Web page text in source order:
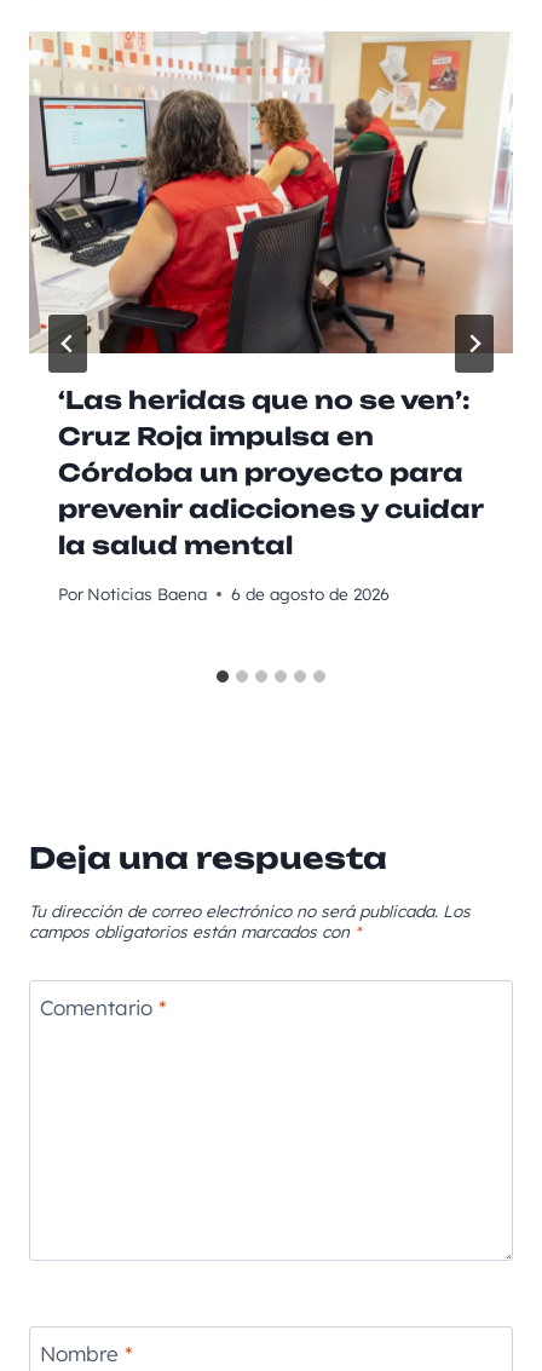
‘Las heridas que no se ven’:
Cruz Roja impulsa en
Córdoba un proyecto para
prevenir adicciones y cuidar
la salud mental
Por Noticias Baena 6 de agosto de 2026
Deja una respuesta
Tu dirección de correo electrónico no será publicada. Los
campos obligatorios están marcados con *
Comentario *
Nombre *